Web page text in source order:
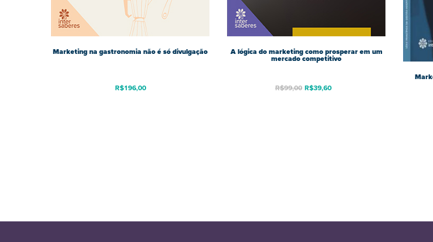
Marketing na gastronomia não é só divulgação
R$196,00
A lógica do marketing como prosperar em um
mercado competitivo
R$99,00 R$39,60